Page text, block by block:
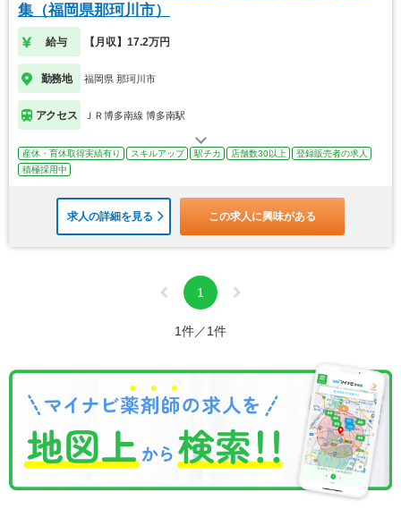
集（福岡県那珂川市）
給与 【月収】17.2万円
勤務地 福岡県 那珂川市
アクセス ＪＲ博多南線 博多南駅
産休・育休取得実績有り スキルアップ 駅チカ 店舗数30以上
登録販売者の求人
積極採用中
求人の詳細を見る この求人に興味がある
1
1件／1件